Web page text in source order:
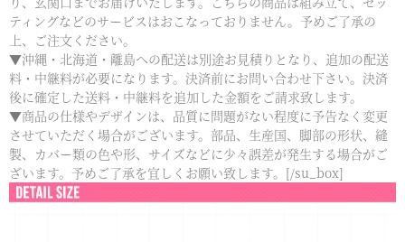
ティングなどのサービスはおこなっておりません。予めご了承の
上、ご注文ください。
▼沖縄・北海道・離島への配送は別途お見積りとなり、追加の配送
料・中継料が必要になります。決済前にお問い合わせ下さい。決済
後に確定した送料・中継料を追加した金額をご請求致します。
▼商品の仕様やデザインは、品質に問題がない程度に予告なく変更
させていただく場合がございます。部品、生産国、脚部の形状、縫
製、カバー類の色や形、サイズなどに少々誤差が発生する場合がご
ざいます。予めご了承を宜しくお願い致します。[/su_box]